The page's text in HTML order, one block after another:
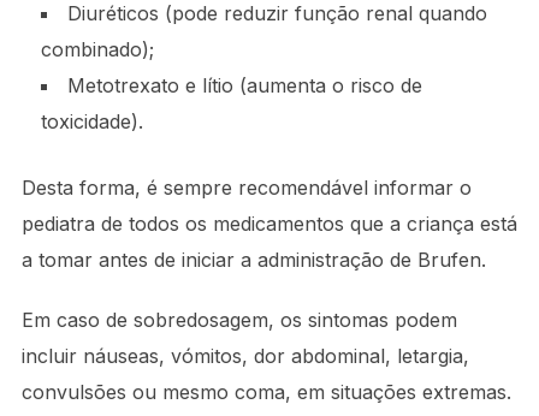
Diuréticos (pode reduzir função renal quando
combinado);
Metotrexato e lítio (aumenta o risco de
toxicidade).
Desta forma, é sempre recomendável informar o
pediatra de todos os medicamentos que a criança está
a tomar antes de iniciar a administração de Brufen.
Em caso de sobredosagem, os sintomas podem
incluir náuseas, vómitos, dor abdominal, letargia,
convulsões ou mesmo coma, em situações extremas.